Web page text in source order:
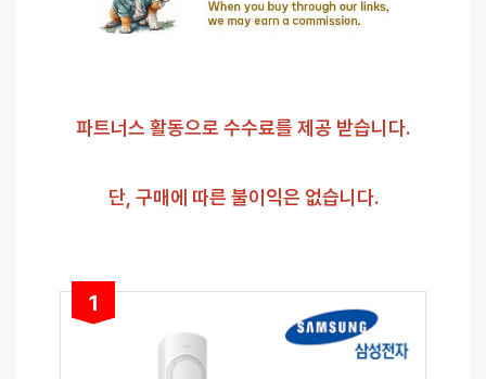
파트너스 활동으로 수수료를 제공 받습니다.
단, 구매에 따른 불이익은 없습니다.
1